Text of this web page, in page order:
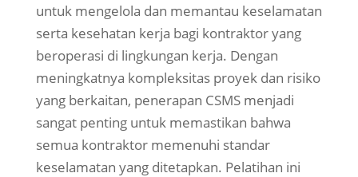
untuk mengelola dan memantau keselamatan
serta kesehatan kerja bagi kontraktor yang
beroperasi di lingkungan kerja. Dengan
meningkatnya kompleksitas proyek dan risiko
yang berkaitan, penerapan CSMS menjadi
sangat penting untuk memastikan bahwa
semua kontraktor memenuhi standar
keselamatan yang ditetapkan. Pelatihan ini